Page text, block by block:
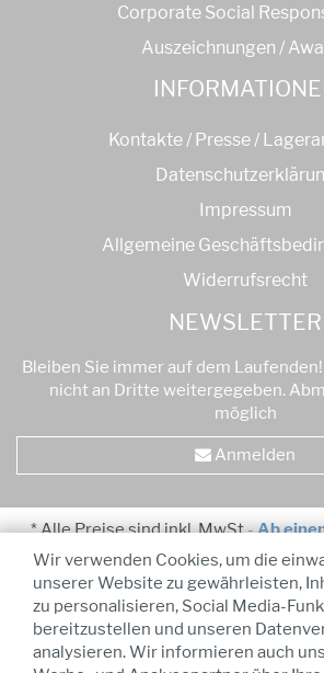
Wir verwenden Cookies, um die
unserer Website zu gewährleisten,
zu personalisieren, Social Media-
bereitzustellen und unseren
analysieren. Wir informieren auch
Corporate Social
Auszeichnungen /
Kontakte / Presse /
Impressum
Allgemeine
Widerrufsrecht
NEWSLETTER
Bleiben Sie immer auf dem
nicht an Dritte weitergegeben.
möglich
Anmelden
* Alle Preise sind inkl. MwSt-Ab
75,00 € kostenfreier